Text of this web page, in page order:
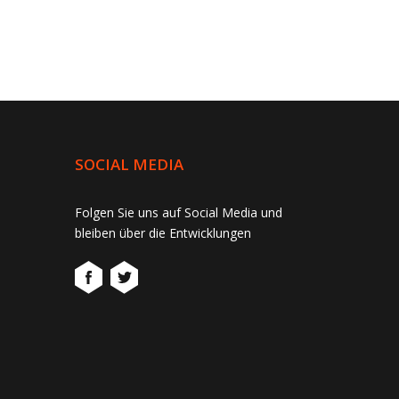
SOCIAL MEDIA
Folgen Sie uns auf Social Media und
bleiben über die Entwicklungen